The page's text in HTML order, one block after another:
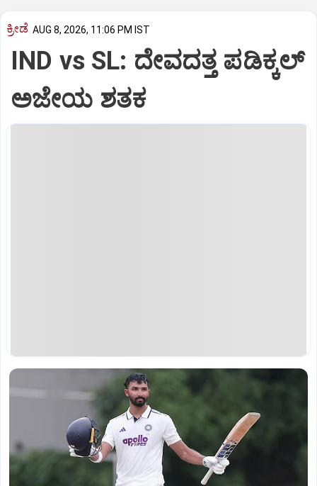
ಕ್ರೀಡೆ AUG 8, 2026, 11:06 PM IST
IND vs SL: ದೇವದತ್ತ ಪಡಿಕ್ಕಲ್‌
ಅಜೇಯ ಶತಕ